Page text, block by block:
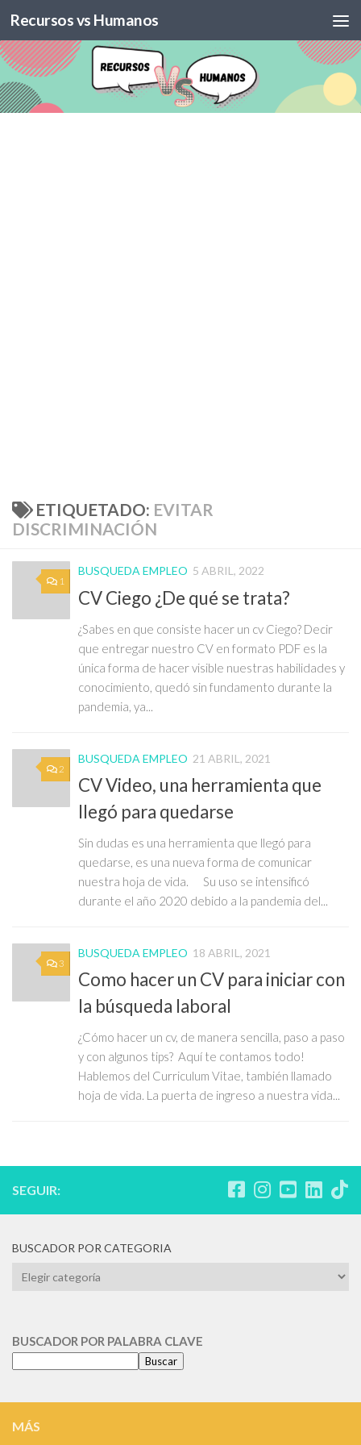
Skip to content
Recursos vs Humanos
ETIQUETADO: EVITAR
DISCRIMINACIÓN
1
BUSQUEDA EMPLEO 5 ABRIL, 2022
CV Ciego ¿De qué se trata?
¿Sabes en que consiste hacer un cv Ciego? Decir
que entregar nuestro CV en formato PDF es la
única forma de hacer visible nuestras habilidades y
conocimiento, quedó sin fundamento durante la
pandemia, ya...
2
BUSQUEDA EMPLEO 21 ABRIL, 2021
CV Video, una herramienta que
llegó para quedarse
Sin dudas es una herramienta que llegó para
quedarse, es una nueva forma de comunicar
nuestra hoja de vida. Su uso se intensificó
durante el año 2020 debido a la pandemia del...
3
BUSQUEDA EMPLEO 18 ABRIL, 2021
Como hacer un CV para iniciar con
la búsqueda laboral
¿Cómo hacer un cv, de manera sencilla, paso a paso
y con algunos tips? Aquí te contamos todo!
Hablemos del Curriculum Vitae, también llamado
hoja de vida. La puerta de ingreso a nuestra vida...
SEGUIR:
BUSCADOR POR CATEGORIA
BUSCADOR
BUSCADOR POR PALABRA CLAVE
Buscar
MÁS